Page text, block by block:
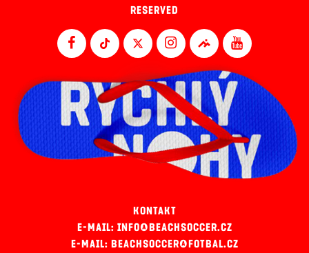
RESERVED
KONTAKT
E-MAIL: INFO@BEACHSOCCER.CZ
E-MAIL: BEACHSOCCER@FOTBAL.CZ